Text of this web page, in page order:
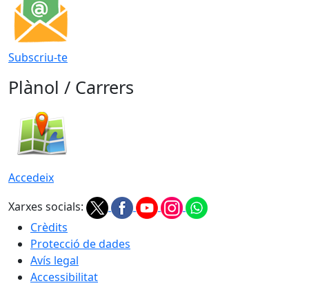
Subscriu-te
Plànol / Carrers
Accedeix
Xarxes socials:
Crèdits
Protecció de dades
Avís legal
Accessibilitat